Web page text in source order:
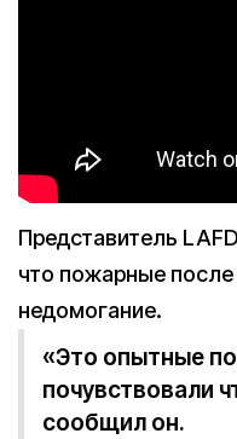
Представитель
что пожарные
недомогание.
«Это опытные
почувствовали
сообщил он.